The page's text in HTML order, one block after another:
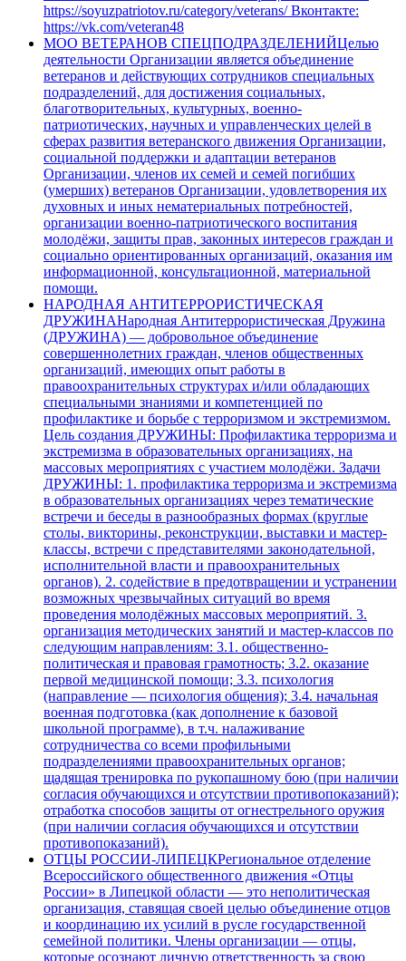
https://soyuzpatriotov.ru/category/veterans/ Вконтакте:
https://vk.com/veteran48
МОО ВЕТЕРАНОВ СПЕЦПОДРАЗДЕЛЕНИЙЦелью
деятельности Организации является объединение
ветеранов и действующих сотрудников специальных
подразделений, для достижения социальных,
благотворительных, культурных, военно-
патриотических, научных и управленческих целей в
сферах развития ветеранского движения Организации,
социальной поддержки и адаптации ветеранов
Организации, членов их семей и семей погибших
(умерших) ветеранов Организации, удовлетворения их
духовных и иных нематериальных потребностей,
организации военно-патриотического воспитания
молодёжи, защиты прав, законных интересов граждан и
социально ориентированных организаций, оказания им
информационной, консультационной, материальной
помощи.
НАРОДНАЯ АНТИТЕРРОРИСТИЧЕСКАЯ
ДРУЖИНАНародная Антитеррористическая Дружина
(ДРУЖИНА) — добровольное объединение
совершеннолетних граждан, членов общественных
организаций, имеющих опыт работы в
правоохранительных структурах и/или обладающих
специальными знаниями и компетенцией по
профилактике и борьбе с терроризмом и экстремизмом.
Цель создания ДРУЖИНЫ: Профилактика терроризма и
экстремизма в образовательных организациях, на
массовых мероприятиях с участием молодёжи. Задачи
ДРУЖИНЫ: 1. профилактика терроризма и экстремизма
в образовательных организациях через тематические
встречи и беседы в разнообразных формах (круглые
столы, викторины, реконструкции, выставки и мастер-
классы, встречи с представителями законодательной,
исполнительной власти и правоохранительных
органов). 2. содействие в предотвращении и устранении
возможных чрезвычайных ситуаций во время
проведения молодёжных массовых мероприятий. 3.
организация методических занятий и мастер-классов по
следующим направлениям: 3.1. общественно-
политическая и правовая грамотность; 3.2. оказание
первой медицинской помощи; 3.3. психология
(направление — психология общения); 3.4. начальная
военная подготовка (как дополнение к базовой
школьной программе), в т.ч. налаживание
сотрудничества со всеми профильными
подразделениями правоохранительных органов;
щадящая тренировка по рукопашному бою (при наличии
согласия обучающихся и отсутствии противопоказаний);
отработка способов защиты от огнестрельного оружия
(при наличии согласия обучающихся и отсутствии
противопоказаний).
ОТЦЫ РОССИИ-ЛИПЕЦКРегиональное отделение
Всероссийского общественного движения «Отцы
России» в Липецкой области — это неполитическая
организация, ставящая своей целью объединение отцов
и координацию их усилий в русле государственной
семейной политики. Члены организации — отцы,
которые осознают личную ответственность за свою